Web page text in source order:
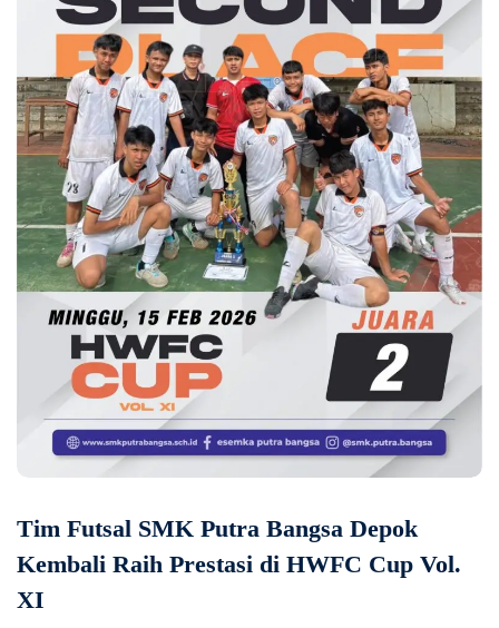
Tim Futsal SMK Putra Bangsa Depok
Kembali Raih Prestasi di HWFC Cup Vol.
XI